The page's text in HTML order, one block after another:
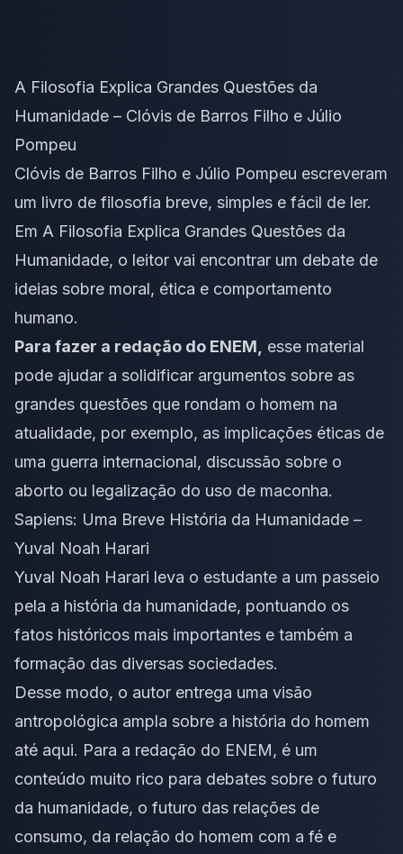
A Filosofia Explica Grandes Questões da
Humanidade – Clóvis de Barros Filho e Júlio
Pompeu
Clóvis de Barros Filho e Júlio Pompeu escreveram
um livro de filosofia breve, simples e fácil de ler.
Em A Filosofia Explica Grandes Questões da
Humanidade, o leitor vai encontrar um debate de
ideias sobre moral, ética e comportamento
humano.
Para fazer a redação do ENEM,
esse material
pode ajudar a solidificar argumentos sobre as
grandes questões que rondam o homem na
atualidade, por exemplo, as implicações éticas de
uma guerra internacional, discussão sobre o
aborto ou legalização do uso de maconha.
Sapiens: Uma Breve História da Humanidade –
Yuval Noah Harari
Yuval Noah Harari leva o estudante a um passeio
pela a história da humanidade, pontuando os
fatos históricos mais importantes e também a
formação das diversas sociedades.
Desse modo, o autor entrega uma visão
antropológica ampla sobre a história do homem
até aqui. Para a redação do ENEM, é um
conteúdo muito rico para debates sobre o futuro
da humanidade, o futuro das relações de
consumo, da relação do homem com a fé e